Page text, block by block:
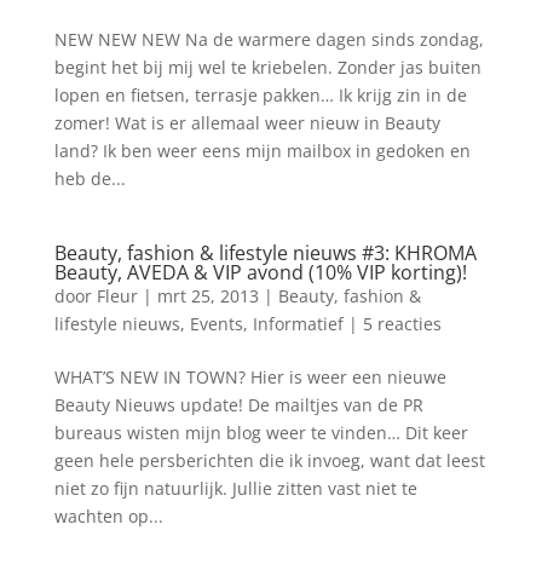
NEW NEW NEW Na de warmere dagen sinds zondag,
begint het bij mij wel te kriebelen. Zonder jas buiten
lopen en fietsen, terrasje pakken… Ik krijg zin in de
zomer! Wat is er allemaal weer nieuw in Beauty
land? Ik ben weer eens mijn mailbox in gedoken en
heb de...
Beauty, fashion & lifestyle nieuws #3: KHROMA
Beauty, AVEDA & VIP avond (10% VIP korting)!
door Fleur| mrt 25, 2013 | Beauty, fashion &
lifestyle nieuws, Events, Informatief| 5 reacties
WHAT’S NEW IN TOWN? Hier is weer een nieuwe
Beauty Nieuws update! De mailtjes van de PR
bureaus wisten mijn blog weer te vinden… Dit keer
geen hele persberichten die ik invoeg, want dat leest
niet zo fijn natuurlijk. Jullie zitten vast niet te
wachten op...